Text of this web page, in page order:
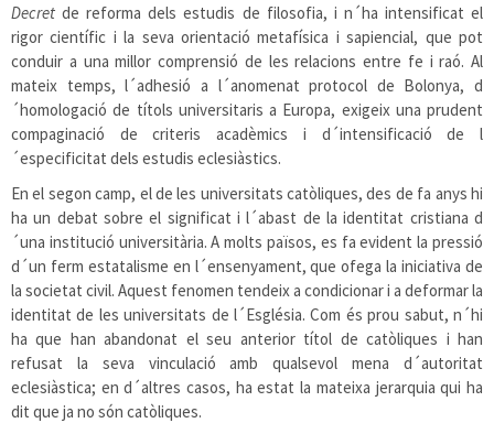
Decret de reforma dels estudis de filosofia, i n´ha intensificat el
rigor científic i la seva orientació metafísica i sapiencial, que pot
conduir a una millor comprensió de les relacions entre fe i raó. Al
mateix temps, l´adhesió a l´anomenat protocol de Bolonya, d
´homologació de títols universitaris a Europa, exigeix una prudent
compaginació de criteris acadèmics i d´intensificació de l
´especificitat dels estudis eclesiàstics.
En el segon camp, el de les universitats catòliques, des de fa anys hi
ha un debat sobre el significat i l´abast de la identitat cristiana d
´una institució universitària. A molts països, es fa evident la pressió
d´un ferm estatalisme en l´ensenyament, que ofega la iniciativa de
la societat civil. Aquest fenomen tendeix a condicionar i a deformar la
identitat de les universitats de l´Església. Com és prou sabut, n´hi
ha que han abandonat el seu anterior títol de catòliques i han
refusat la seva vinculació amb qualsevol mena d´autoritat
eclesiàstica; en d´altres casos, ha estat la mateixa jerarquia qui ha
dit que ja no són catòliques.